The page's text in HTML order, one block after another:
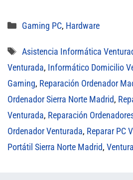
Categorías
Gaming PC, Hardware
Etiquetas
Asistencia Informática
Venturada, Informático Domicilio
Gaming, Reparación Ordenador
Ordenador Sierra Norte Madrid,
Venturada, Reparación
Ordenador Venturada, Reparar PC
Portátil Sierra Norte Madrid,